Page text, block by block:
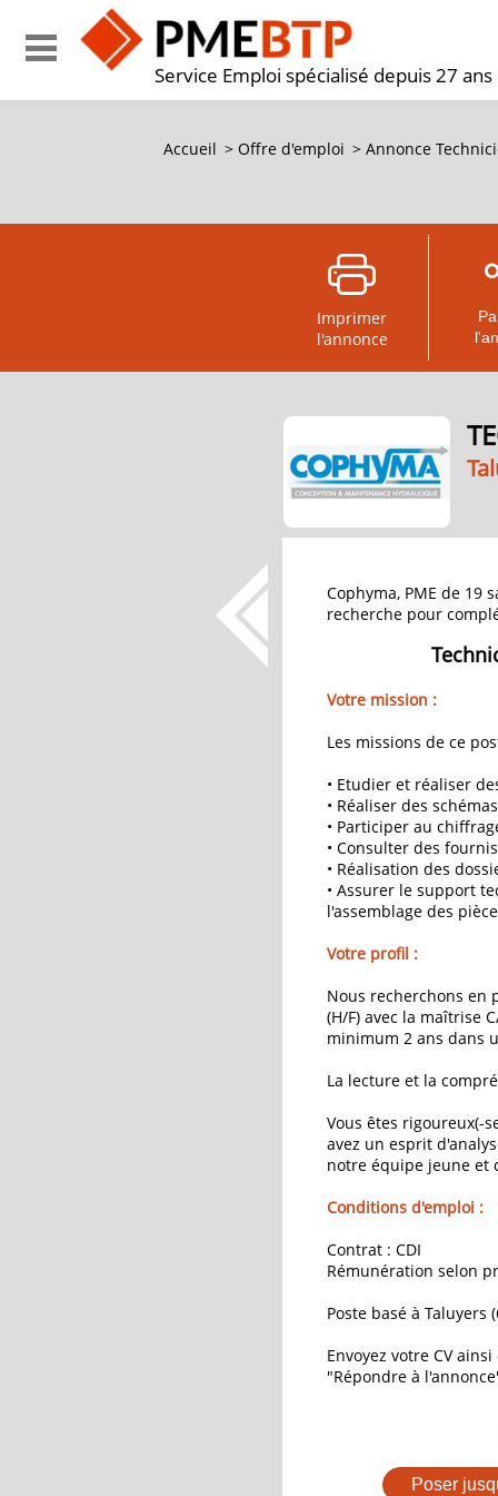
Service Emploi spécialisé depuis 27 ans
Accueil > Offre d'emploi > Annonce
Imprimer
l'annonce
Cophyma, PME de 19
recherche pour
Votre mission :
Les missions de ce
• Etudier et réaliser
• Réaliser des
• Participer au
• Consulter des
• Réalisation des
• Assurer le support
l'assemblage des
Votre profil :
Nous recherchons en
(H/F) avec la maîtrise
minimum 2 ans dans
La lecture et la
Vous êtes rigoureux(-
avez un esprit
notre équipe jeune et
Conditions d'emploi :
Contrat : CDI
Rémunération selon
Poste basé à Taluyers
Envoyez votre CV
"Répondre à
Poser